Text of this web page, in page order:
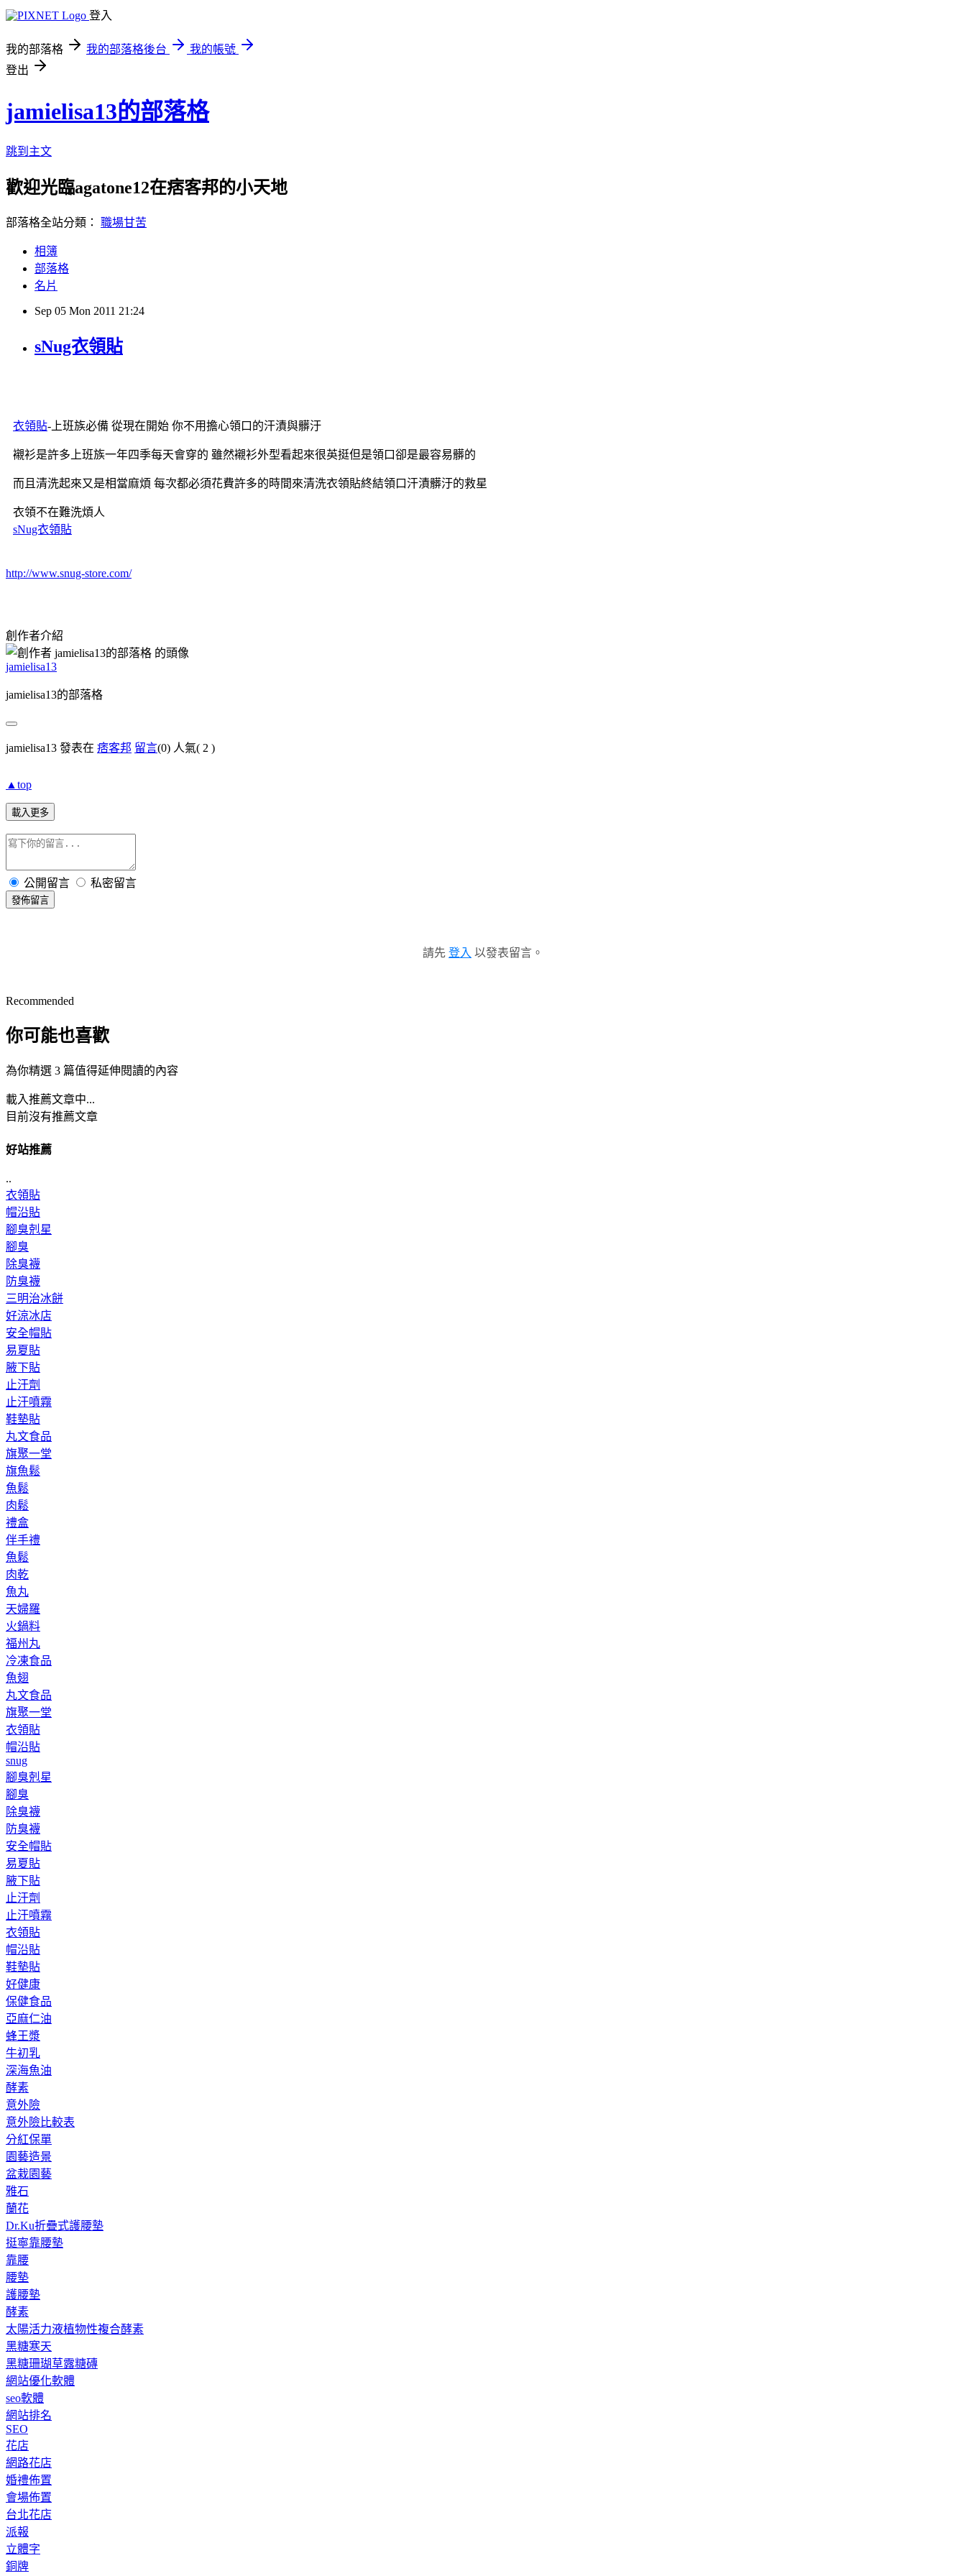
登入
我的部落格 我的部落格後台
我的帳號
登出
jamielisa13的部落格
跳到主文
歡迎光臨agatone12在痞客邦的小天地
部落格全站分類： 職場甘苦
相簿
部落格
名片
Sep 05 Mon 2011 21:24
sNug衣領貼
衣領貼-上班族必備 從現在開始 你不用擔心領口的汗漬與髒汙
襯衫是許多上班族一年四季每天會穿的 雖然襯衫外型看起來很英挺但是領口卻是最容易髒的
而且清洗起來又是相當麻煩 每次都必須花費許多的時間來清洗衣領貼終結領口汗漬髒汙的救星
衣領不在難洗煩人
sNug衣領貼
http://www.snug-store.com/
創作者介紹
jamielisa13
jamielisa13的部落格
jamielisa13 發表在 痞客邦 留言(0) 人氣( 2 )
▲top
載入更多
公開留言 私密留言
發佈留言
請先 登入 以發表留言。
Recommended
你可能也喜歡
為你精選 3 篇值得延伸閱讀的內容
載入推薦文章中...
目前沒有推薦文章
好站推薦
..
衣領貼
帽沿貼
腳臭剋星
腳臭
除臭襪
防臭襪
三明治冰餅
好涼冰店
安全帽貼
易夏貼
腋下貼
止汗劑
止汗噴霧
鞋墊貼
丸文食品
旗聚一堂
旗魚鬆
魚鬆
肉鬆
禮盒
伴手禮
魚鬆
肉乾
魚丸
天婦羅
火鍋料
福州丸
冷凍食品
魚翅
丸文食品
旗聚一堂
衣領貼
帽沿貼
snug
腳臭剋星
腳臭
除臭襪
防臭襪
安全帽貼
易夏貼
腋下貼
止汗劑
止汗噴霧
衣領貼
帽沿貼
鞋墊貼
好健康
保健食品
亞麻仁油
蜂王漿
牛初乳
深海魚油
酵素
意外險
意外險比較表
分紅保單
園藝造景
盆栽園藝
雅石
蘭花
Dr.Ku折疊式護腰墊
挺寧靠腰墊
靠腰
腰墊
護腰墊
酵素
太陽活力液植物性複合酵素
黑糖寒天
黑糖珊瑚草露糖磚
網站優化軟體
seo軟體
網站排名
SEO
花店
網路花店
婚禮佈置
會場佈置
台北花店
派報
立體字
銅牌